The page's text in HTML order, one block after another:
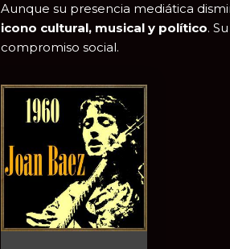
Aunque su presencia mediática
icono cultural, musical y político.
compromiso social.